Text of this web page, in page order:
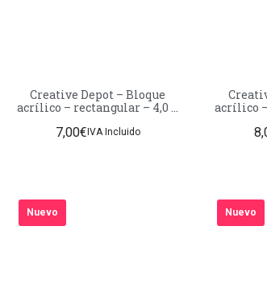
Creative Depot – Bloque
acrílico – rectangular – 4,0 x
7,00€ IVA Incluido
acrílico
Nuevo Nuevo